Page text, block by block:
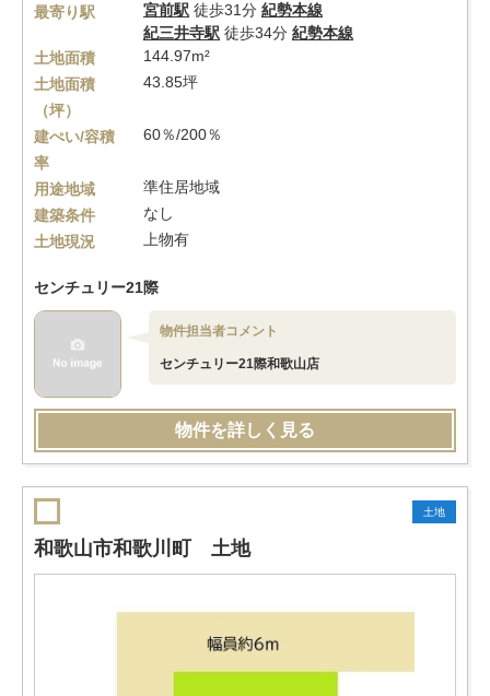
最寄り駅
宮前駅 徒歩31分 紀勢本線
紀三井寺駅 徒歩34分 紀勢本線
土地面積
144.97m²
土地面積
（坪）
43.85坪
建ぺい/容積
率
60％/200％
用途地域
準住居地域
建築条件
なし
土地現況
上物有
センチュリー21際
物件担当者コメント
センチュリー21際和歌山店
物件を詳しく見る
土地
和歌山市和歌川町 土地